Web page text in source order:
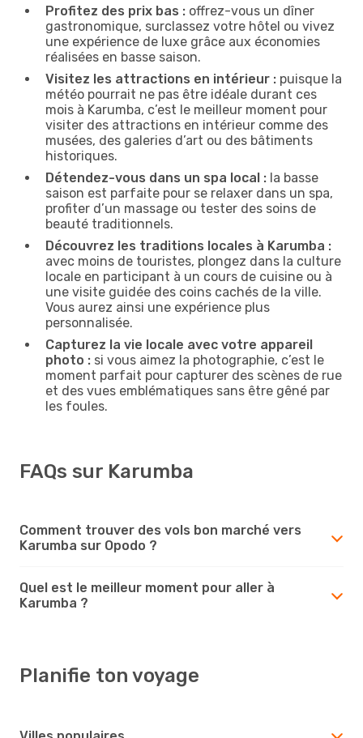
Profitez des prix bas : offrez-vous un dîner
gastronomique, surclassez votre hôtel ou vivez
une expérience de luxe grâce aux économies
réalisées en basse saison.
Visitez les attractions en intérieur : puisque la
météo pourrait ne pas être idéale durant ces
mois à Karumba, c’est le meilleur moment pour
visiter des attractions en intérieur comme des
musées, des galeries d’art ou des bâtiments
historiques.
Détendez-vous dans un spa local : la basse
saison est parfaite pour se relaxer dans un spa,
profiter d’un massage ou tester des soins de
beauté traditionnels.
Découvrez les traditions locales à Karumba :
avec moins de touristes, plongez dans la culture
locale en participant à un cours de cuisine ou à
une visite guidée des coins cachés de la ville.
Vous aurez ainsi une expérience plus
personnalisée.
Capturez la vie locale avec votre appareil
photo : si vous aimez la photographie, c’est le
moment parfait pour capturer des scènes de rue
et des vues emblématiques sans être gêné par
les foules.
FAQs sur Karumba
Comment trouver des vols bon marché vers
Karumba sur Opodo ?
Quel est le meilleur moment pour aller à
Karumba ?
Planifie ton voyage